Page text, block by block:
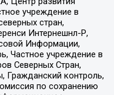
учреждение в
стран,
Интернешнл-Р,
Информации,
Частное учреждение в
Северных Стран,
контроль,
по сохранению